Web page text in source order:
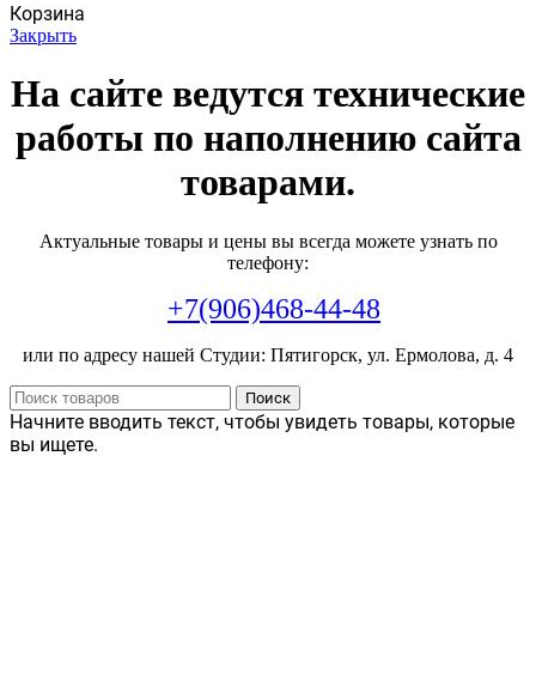
Корзина
Закрыть
На сайте ведутся технические
работы по наполнению сайта
товарами.
Актуальные товары и цены вы всегда можете узнать по
телефону:
+7(906)468-44-48
или по адресу нашей Студии: Пятигорск, ул. Ермолова, д. 4
Поиск
Начните вводить текст, чтобы увидеть товары, которые
вы ищете.